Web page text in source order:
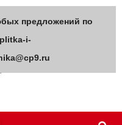
полезные советы
предложений по
i-